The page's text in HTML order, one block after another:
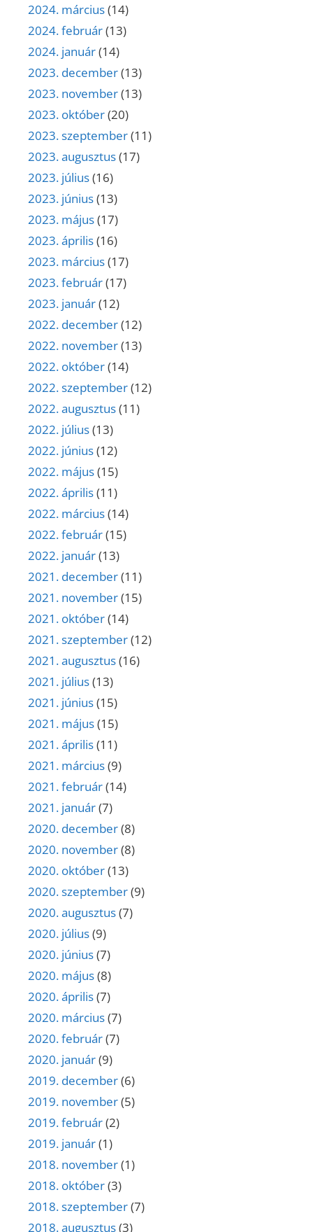
2024. március(14)
2024. február(13)
2024. január(14)
2023. december(13)
2023. november(13)
2023. október(20)
2023. szeptember(11)
2023. augusztus(17)
2023. július(16)
2023. június(13)
2023. május(17)
2023. április(16)
2023. március(17)
2023. február(17)
2023. január(12)
2022. december(12)
2022. november(13)
2022. október(14)
2022. szeptember(12)
2022. augusztus(11)
2022. július(13)
2022. június(12)
2022. május(15)
2022. április(11)
2022. március(14)
2022. február(15)
2022. január(13)
2021. december(11)
2021. november(15)
2021. október(14)
2021. szeptember(12)
2021. augusztus(16)
2021. július(13)
2021. június(15)
2021. május(15)
2021. április(11)
2021. március(9)
2021. február(14)
2021. január(7)
2020. december(8)
2020. november(8)
2020. október(13)
2020. szeptember(9)
2020. augusztus(7)
2020. július(9)
2020. június(7)
2020. május(8)
2020. április(7)
2020. március(7)
2020. február(7)
2020. január(9)
2019. december(6)
2019. november(5)
2019. február(2)
2019. január(1)
2018. november(1)
2018. október(3)
2018. szeptember(7)
2018. augusztus(3)